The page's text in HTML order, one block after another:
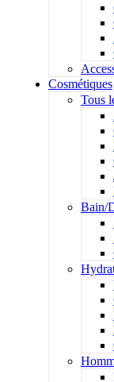
Cosmétiques
Tous
Bain/